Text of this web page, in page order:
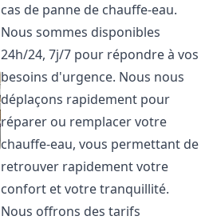
cas de panne de chauffe-eau.
Nous sommes disponibles
24h/24, 7j/7 pour répondre à vos
besoins d'urgence. Nous nous
déplaçons rapidement pour
réparer ou remplacer votre
chauffe-eau, vous permettant de
retrouver rapidement votre
confort et votre tranquillité.
Nous offrons des tarifs